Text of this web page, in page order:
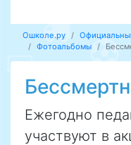
Ошколе.ру
Фотоальбомы
Ежегодно
участвуют в